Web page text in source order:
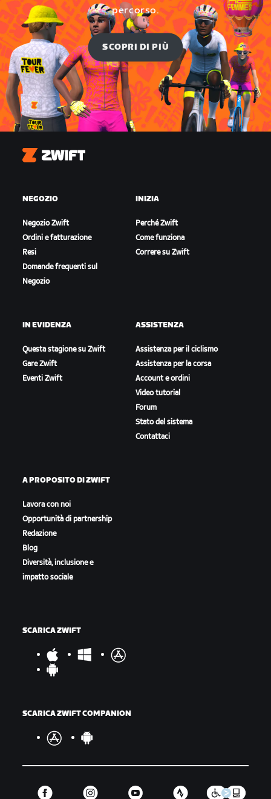
percorso.
SCOPRI DI PIÙ
Zwift
NEGOZIO
Negozio Zwift
Ordini e fatturazione
Resi
Domande frequenti sul
Negozio
INIZIA
Perché Zwift
Come funziona
Correre su Zwift
IN EVIDENZA
Questa stagione su Zwift
Gare Zwift
Eventi Zwift
ASSISTENZA
Assistenza per il ciclismo
Assistenza per la corsa
Account e ordini
Video tutorial
Forum
Stato del sistema
Contattaci
A PROPOSITO DI ZWIFT
Lavora con noi
Opportunità di partnership
Redazione
Blog
Diversità, inclusione e
impatto sociale
SCARICA ZWIFT
SCARICA ZWIFT COMPANION